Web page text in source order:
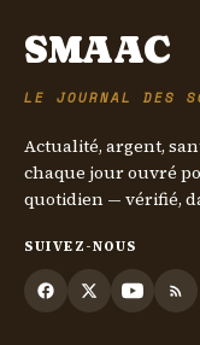
SMAAC
LE JOURNAL DES
Actualité, argent,
chaque jour ouvré
quotidien — vérifié,
SUIVEZ-NOUS